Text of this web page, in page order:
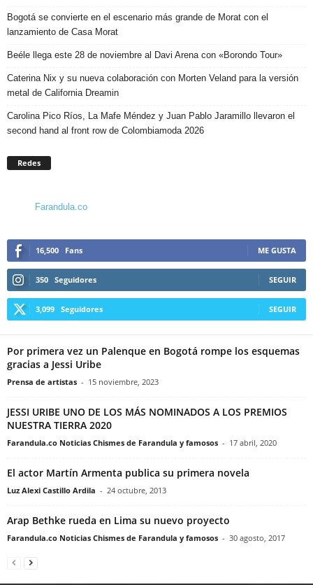
Bogotá se convierte en el escenario más grande de Morat con el
lanzamiento de Casa Morat
Beéle llega este 28 de noviembre al Davi Arena con «Borondo Tour»
Caterina Nix y su nueva colaboración con Morten Veland para la versión
metal de California Dreamin
Carolina Pico Ríos, La Mafe Méndez y Juan Pablo Jaramillo llevaron el
second hand al front row de Colombiamoda 2026
Redes
Farandula.co
16,500 Fans ME GUSTA
350 Seguidores SEGUIR
3,099 Seguidores SEGUIR
Por primera vez un Palenque en Bogotá rompe los esquemas
gracias a Jessi Uribe
Prensa de artistas - 15 noviembre, 2023
JESSI URIBE UNO DE LOS MÁS NOMINADOS A LOS PREMIOS
NUESTRA TIERRA 2020
Farandula.co Noticias Chismes de Farandula y famosos - 17 abril, 2020
El actor Martín Armenta publica su primera novela
Luz Alexi Castillo Ardila - 24 octubre, 2013
Arap Bethke rueda en Lima su nuevo proyecto
Farandula.co Noticias Chismes de Farandula y famosos - 30 agosto, 2017